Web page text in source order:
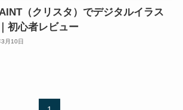
（クリスタ）でデジタルイラス
初心者レビュー
月10日